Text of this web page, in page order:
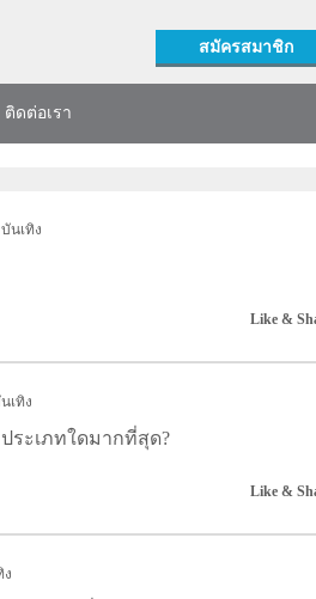
สมัครสมาชิก
ติดต่อเรา
บันเทิง
Like &
เทิง
ระเภทใดมากที่สุด?
Like &
ง